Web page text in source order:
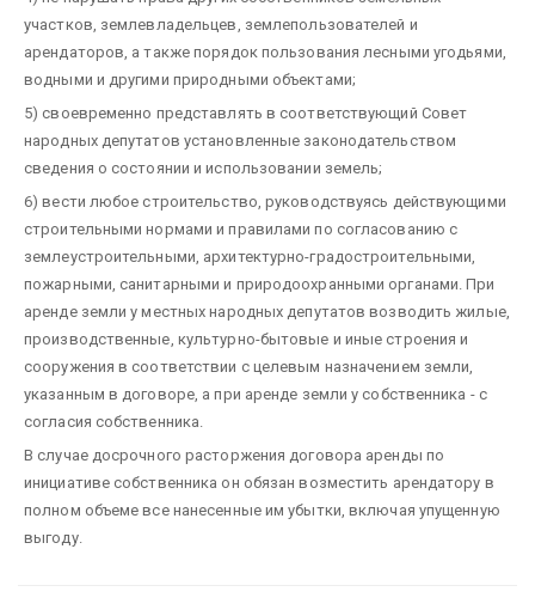
участков, землевладельцев, землепользователей и
арендаторов, а также порядок пользования лесными угодьями,
водными и другими природными объектами;
5) своевременно представлять в соответствующий Совет
народных депутатов установленные законодательством
сведения о состоянии и использовании земель;
6) вести любое строительство, руководствуясь действующими
строительными нормами и правилами по согласованию с
землеустроительными, архитектурно-градостроительными,
пожарными, санитарными и природоохранными органами. При
аренде земли у местных народных депутатов возводить жилые,
производственные, культурно-бытовые и иные строения и
сооружения в соответствии с целевым назначением земли,
указанным в договоре, а при аренде земли у собственника - с
согласия собственника.
В случае досрочного расторжения договора аренды по
инициативе собственника он обязан возместить арендатору в
полном объеме все нанесенные им убытки, включая упущенную
выгоду.